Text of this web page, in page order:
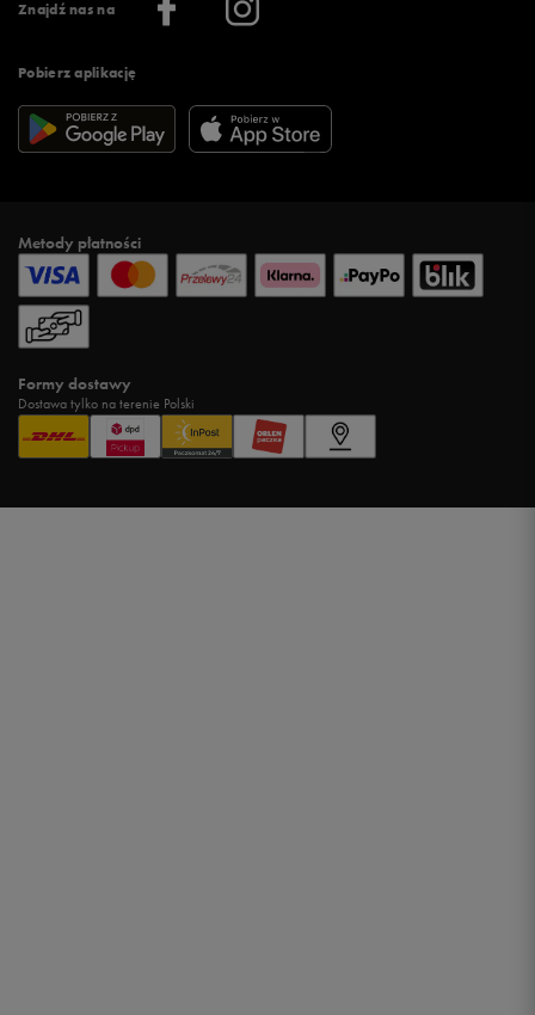
Znajdź nas na
Pobierz aplikację
Metody płatności
Formy dostawy
Dostawa tylko na terenie Polski